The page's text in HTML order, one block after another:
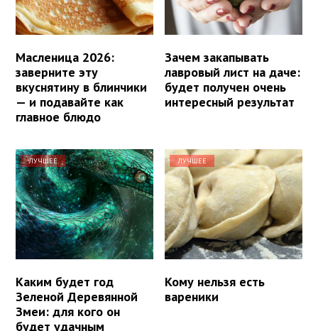
Масленица 2026:
заверните эту
вкуснятину в блинчики
— и подавайте как
главное блюдо
Зачем закапывать
лавровый лист на даче:
будет получен очень
интересный результат
ЛУЧШЕЕ
Каким будет год
Зеленой Деревянной
Змеи: для кого он
будет удачным
ЛУЧШЕЕ
Кому нельзя есть
вареники